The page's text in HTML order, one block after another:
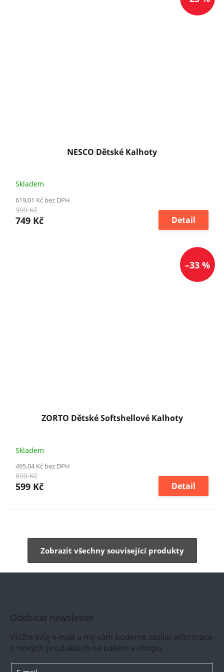
NESCO Dětské Kalhoty
Skladem
619,01 Kč bez DPH
999 Kč
749 Kč Detail
–33 %
ZORTO Dětské Softshellové Kalhoty
Skladem
495,04 Kč bez DPH
899 Kč
599 Kč Detail
Zobrazit všechny související produkty
Odebírat newsletter
Vložte svůj e-mail a my vám budeme zasílat informace
o nových produktech na našem e-shopu.